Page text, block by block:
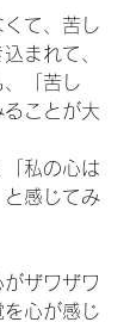
て、苦し
まれて、
「苦し
ことが大
私の心は
と感じてみ
がザワザワ
を心が感じ